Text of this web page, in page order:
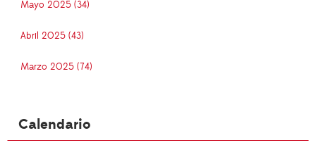
Mayo 2025 (34)
Abril 2025 (43)
Marzo 2025 (74)
Calendario